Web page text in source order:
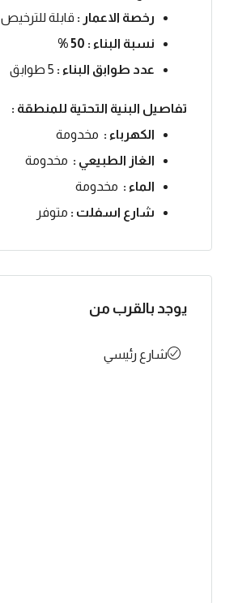
رخصة الاعمار : قابلة للترخيص
نسبة البناء : 50 %
عدد طوابق البناء :
تفاصيل البنية التحتية للمنطقة :
الكهرباء : مخدومة
الغاز الطبيعي : مخدومة
الماء : مخدومة
شارع اسفلت : متوفر
يوجد بالقرب من
شارع رئيسي